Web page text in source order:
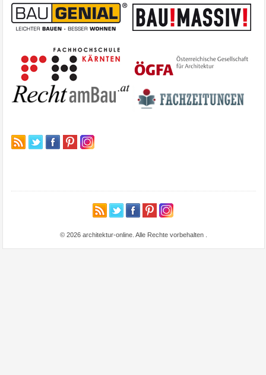
© 2026 architektur-online. Alle Rechte vorbehalten